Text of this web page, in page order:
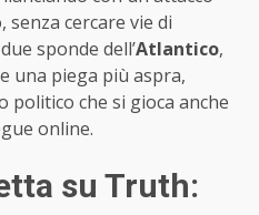
cercare vie di
sponde dell’Atlantico,
una piega più aspra,
politico che si gioca anche
online.
su Truth: